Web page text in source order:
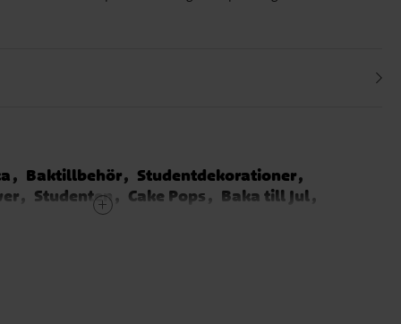
Baktillbehör
Studentdekorationer
Studenten Cake Pops
Baka till Jul
Baby Boy